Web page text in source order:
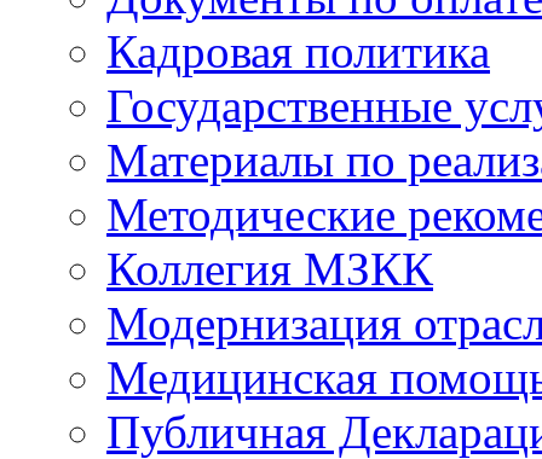
Кадровая политика
Государственные
Материалы по
Методические
Коллегия МЗКК
Модернизация
Медицинская
Публичная